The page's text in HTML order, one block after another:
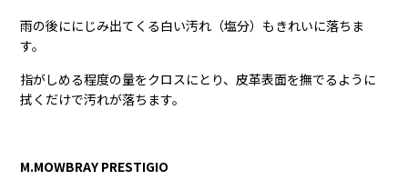
雨の後ににじみ出てくる白い汚れ（塩分）もきれいに落ちま
す。
指がしめる程度の量をクロスにとり、皮革表面を撫でるように
拭くだけで汚れが落ちます。
M.MOWBRAY PRESTIGIO